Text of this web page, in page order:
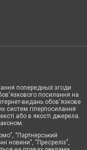
попередньої згоди
посилання на
видань обов'язкове
систем гіперпосилання
або в якості джерела.
"Партнерський
новини", "Пресреліз",